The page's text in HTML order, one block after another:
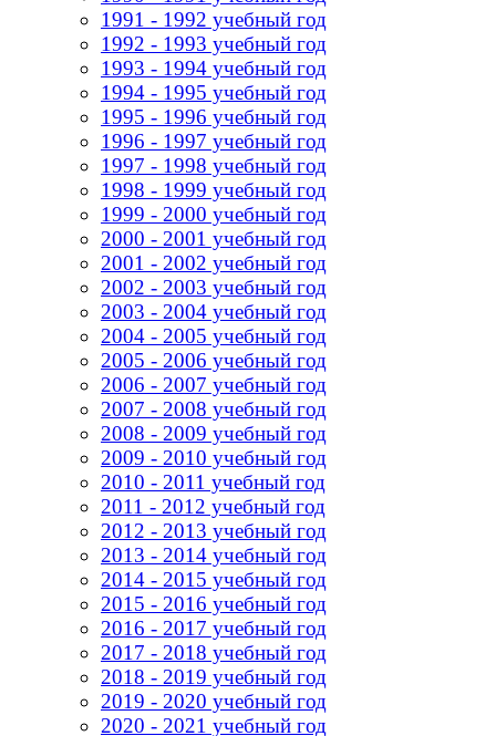
1991 - 1992 учебный год
1992 - 1993 учебный год
1993 - 1994 учебный год
1994 - 1995 учебный год
1995 - 1996 учебный год
1996 - 1997 учебный год
1997 - 1998 учебный год
1998 - 1999 учебный год
1999 - 2000 учебный год
2000 - 2001 учебный год
2001 - 2002 учебный год
2002 - 2003 учебный год
2003 - 2004 учебный год
2004 - 2005 учебный год
2005 - 2006 учебный год
2006 - 2007 учебный год
2007 - 2008 учебный год
2008 - 2009 учебный год
2009 - 2010 учебный год
2010 - 2011 учебный год
2011 - 2012 учебный год
2012 - 2013 учебный год
2013 - 2014 учебный год
2014 - 2015 учебный год
2015 - 2016 учебный год
2016 - 2017 учебный год
2017 - 2018 учебный год
2018 - 2019 учебный год
2019 - 2020 учебный год
2020 - 2021 учебный год